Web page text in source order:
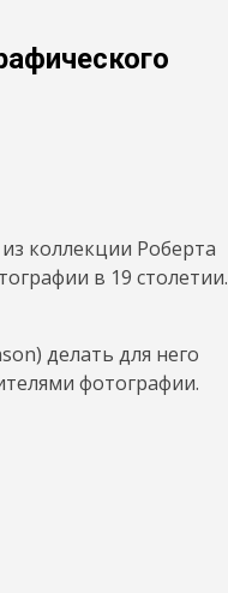
коллекции Роберта
в 19 столетии.
делать для него
фотографии.